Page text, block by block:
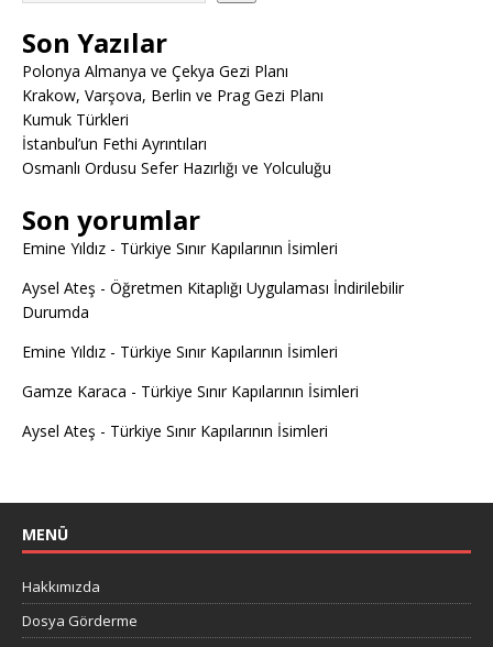
Son Yazılar
Polonya Almanya ve Çekya Gezi Planı
Krakow, Varşova, Berlin ve Prag Gezi Planı
Kumuk Türkleri
İstanbul’un Fethi Ayrıntıları
Osmanlı Ordusu Sefer Hazırlığı ve Yolculuğu
Son yorumlar
Emine Yıldız - Türkiye Sınır Kapılarının İsimleri
Aysel Ateş - Öğretmen Kitaplığı Uygulaması İndirilebilir
Durumda
Emine Yıldız - Türkiye Sınır Kapılarının İsimleri
Gamze Karaca - Türkiye Sınır Kapılarının İsimleri
Aysel Ateş - Türkiye Sınır Kapılarının İsimleri
MENÜ
Hakkımızda
Dosya Görderme